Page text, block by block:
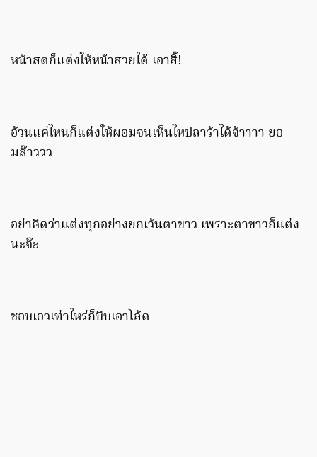
หน้าสดก็แต่งให้หน้าสวยได้ เอาสิ๊!
อ้วนแค่ไหนก็แต่งให้ผอมจนเห็นไหปลาร้าได้จ้าาาา ยอ
มล๊าววว
อย่าคิดว่าแต่งทุกอย่างยกเว้นตาขาว เพราะตาขาวก็แต่ง
นะจ๊ะ
ชอบเอวเท่าไหร่ก็บีบเอาโล้ด